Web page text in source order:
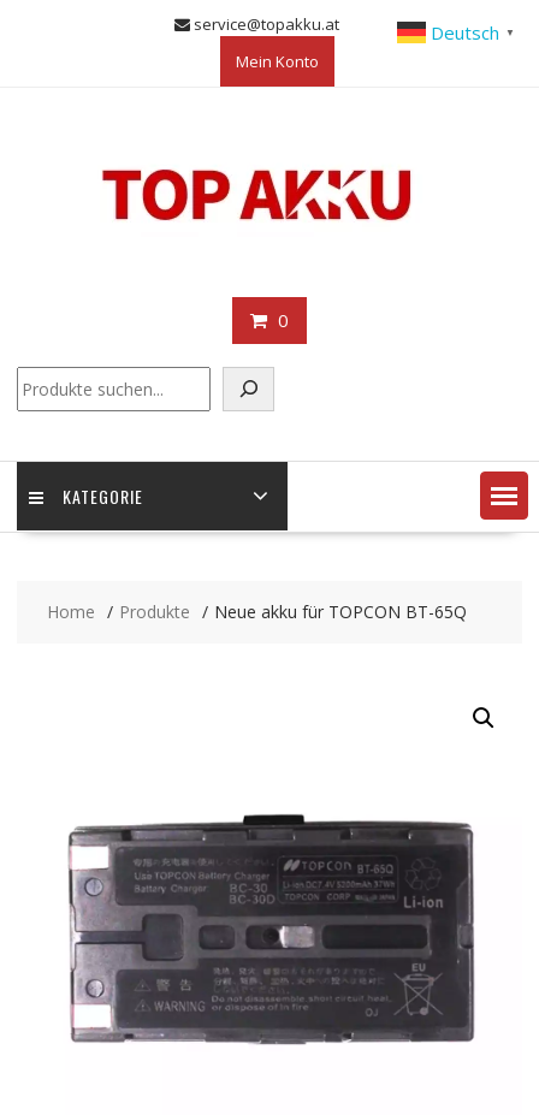
service@topakku.at
Mein Konto
0
KATEGORIE
Home Produkte Neue akku für TOPCON BT-65Q
Deutsch ▼